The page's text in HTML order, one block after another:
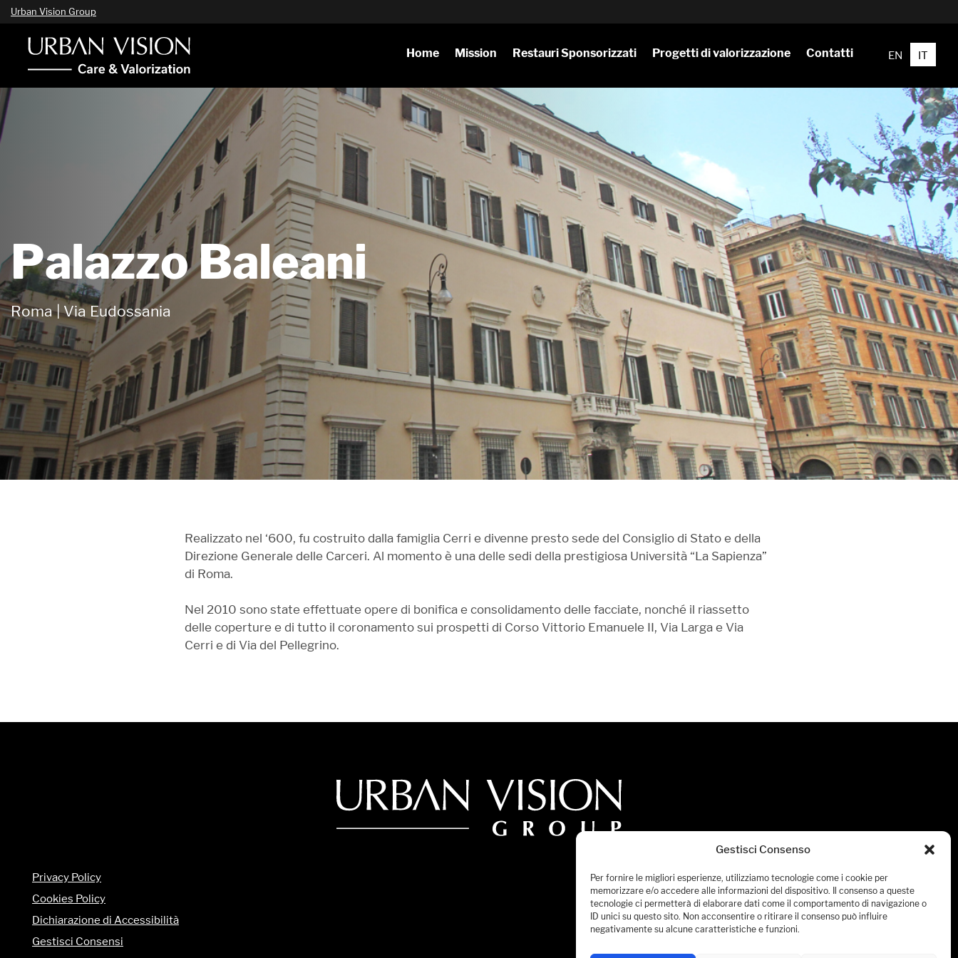
Gestisci Consenso
Per fornire le migliori esperienze, utilizziamo tecnologie come i cookie per
memorizzare e/o accedere alle informazioni del dispositivo. Il consenso a queste
tecnologie ci permetterà di elaborare dati come il comportamento di navigazione o
ID unici su questo sito. Non acconsentire o ritirare il consenso può influire
negativamente su alcune caratteristiche e funzioni.
Urban Vision Group
Home Mission Restauri Sponsorizzati Progetti di valorizzazione Contatti EN IT
Palazzo Baleani
Roma | Via Eudossania
Realizzato nel ‘600, fu costruito dalla famiglia Cerri e divenne presto sede del Consiglio di Stato e della
Direzione Generale delle Carceri. Al momento è una delle sedi della prestigiosa Università “La Sapienza”
di Roma.
Nel 2010 sono state effettuate opere di bonifica e consolidamento delle facciate, nonché il riassetto
delle coperture e di tutto il coronamento sui prospetti di Corso Vittorio Emanuele II, Via Larga e Via
Cerri e di Via del Pellegrino.
Privacy Policy
Cookies Policy
Dichiarazione di Accessibilità
Gestisci Consensi